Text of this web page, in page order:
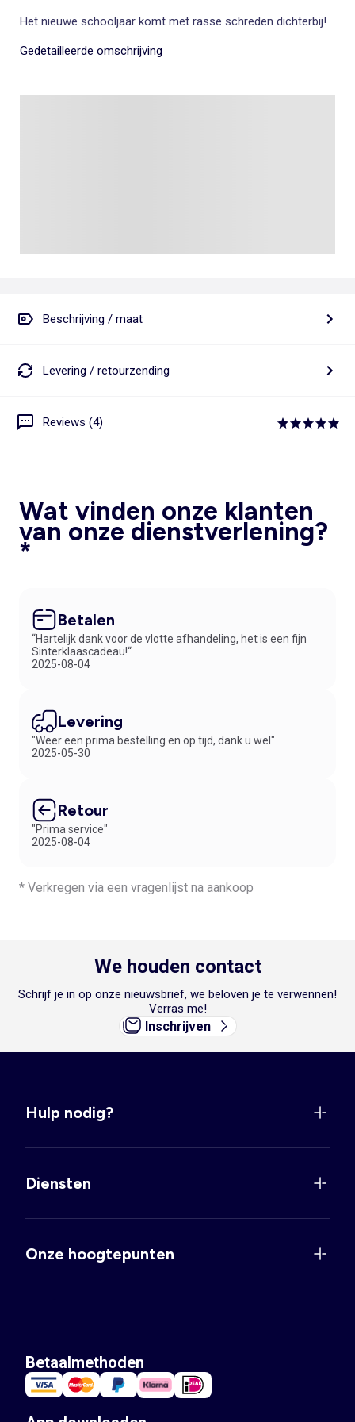
Het nieuwe schooljaar komt met rasse schreden dichterbij!
Gedetailleerde omschrijving
Beschrijving / maat
Levering / retourzending
Reviews (4)
Wat vinden onze klanten
van onze dienstverlening?
*
Betalen
“Hartelijk dank voor de vlotte afhandeling, het is een fijn
Sinterklaascadeau!“
2025-08-04
Levering
"Weer een prima bestelling en op tijd, dank u wel"
2025-05-30
Retour
"Prima service"
2025-08-04
* Verkregen via een vragenlijst na aankoop
We houden contact
Schrijf je in op onze nieuwsbrief, we beloven je te verwennen!
Verras me!
Inschrijven
Hulp nodig?
Diensten
Onze hoogtepunten
Betaalmethoden